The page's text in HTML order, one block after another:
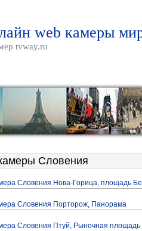
web камеры
tvway.ru
Словения
Словения Нова-Горица, площадь
Словения Порторож, Панорама
Словения Птуй, Рыночная площадь